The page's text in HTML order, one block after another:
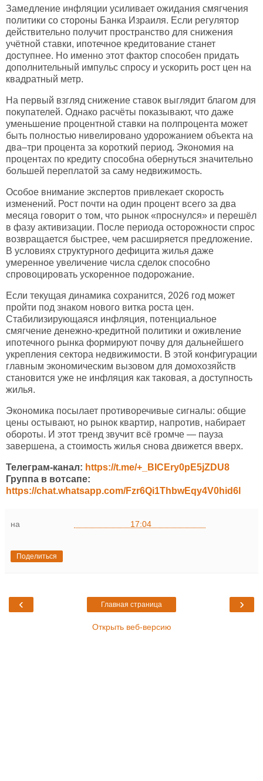
Замедление инфляции усиливает ожидания смягчения
политики со стороны Банка Израиля. Если регулятор
действительно получит пространство для снижения
учётной ставки, ипотечное кредитование станет
доступнее. Но именно этот фактор способен придать
дополнительный импульс спросу и ускорить рост цен на
квадратный метр.
На первый взгляд снижение ставок выглядит благом для
покупателей. Однако расчёты показывают, что даже
уменьшение процентной ставки на полпроцента может
быть полностью нивелировано удорожанием объекта на
два–три процента за короткий период. Экономия на
процентах по кредиту способна обернуться значительно
большей переплатой за саму недвижимость.
Особое внимание экспертов привлекает скорость
изменений. Рост почти на один процент всего за два
месяца говорит о том, что рынок «проснулся» и перешёл
в фазу активизации. После периода осторожности спрос
возвращается быстрее, чем расширяется предложение.
В условиях структурного дефицита жилья даже
умеренное увеличение числа сделок способно
спровоцировать ускоренное подорожание.
Если текущая динамика сохранится, 2026 год может
пройти под знаком нового витка роста цен.
Стабилизирующаяся инфляция, потенциальное
смягчение денежно-кредитной политики и оживление
ипотечного рынка формируют почву для дальнейшего
укрепления сектора недвижимости. В этой конфигурации
главным экономическим вызовом для домохозяйств
становится уже не инфляция как таковая, а доступность
жилья.
Экономика посылает противоречивые сигналы: общие
цены остывают, но рынок квартир, напротив, набирает
обороты. И этот тренд звучит всё громче — пауза
завершена, а стоимость жилья снова движется вверх.
Телеграм-канал: https://t.me/+_BICEry0pE5jZDU8
Группа в вотсапе:
https://chat.whatsapp.com/Fzr6Qi1ThbwEqy4V0hid6l
на 17:04
Поделиться
‹ ›
Главная страница
Открыть веб-версию